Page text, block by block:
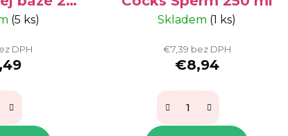
(5 ks)
DPH
Skladem (1 ks)
€7,39 bez DPH
€8,94